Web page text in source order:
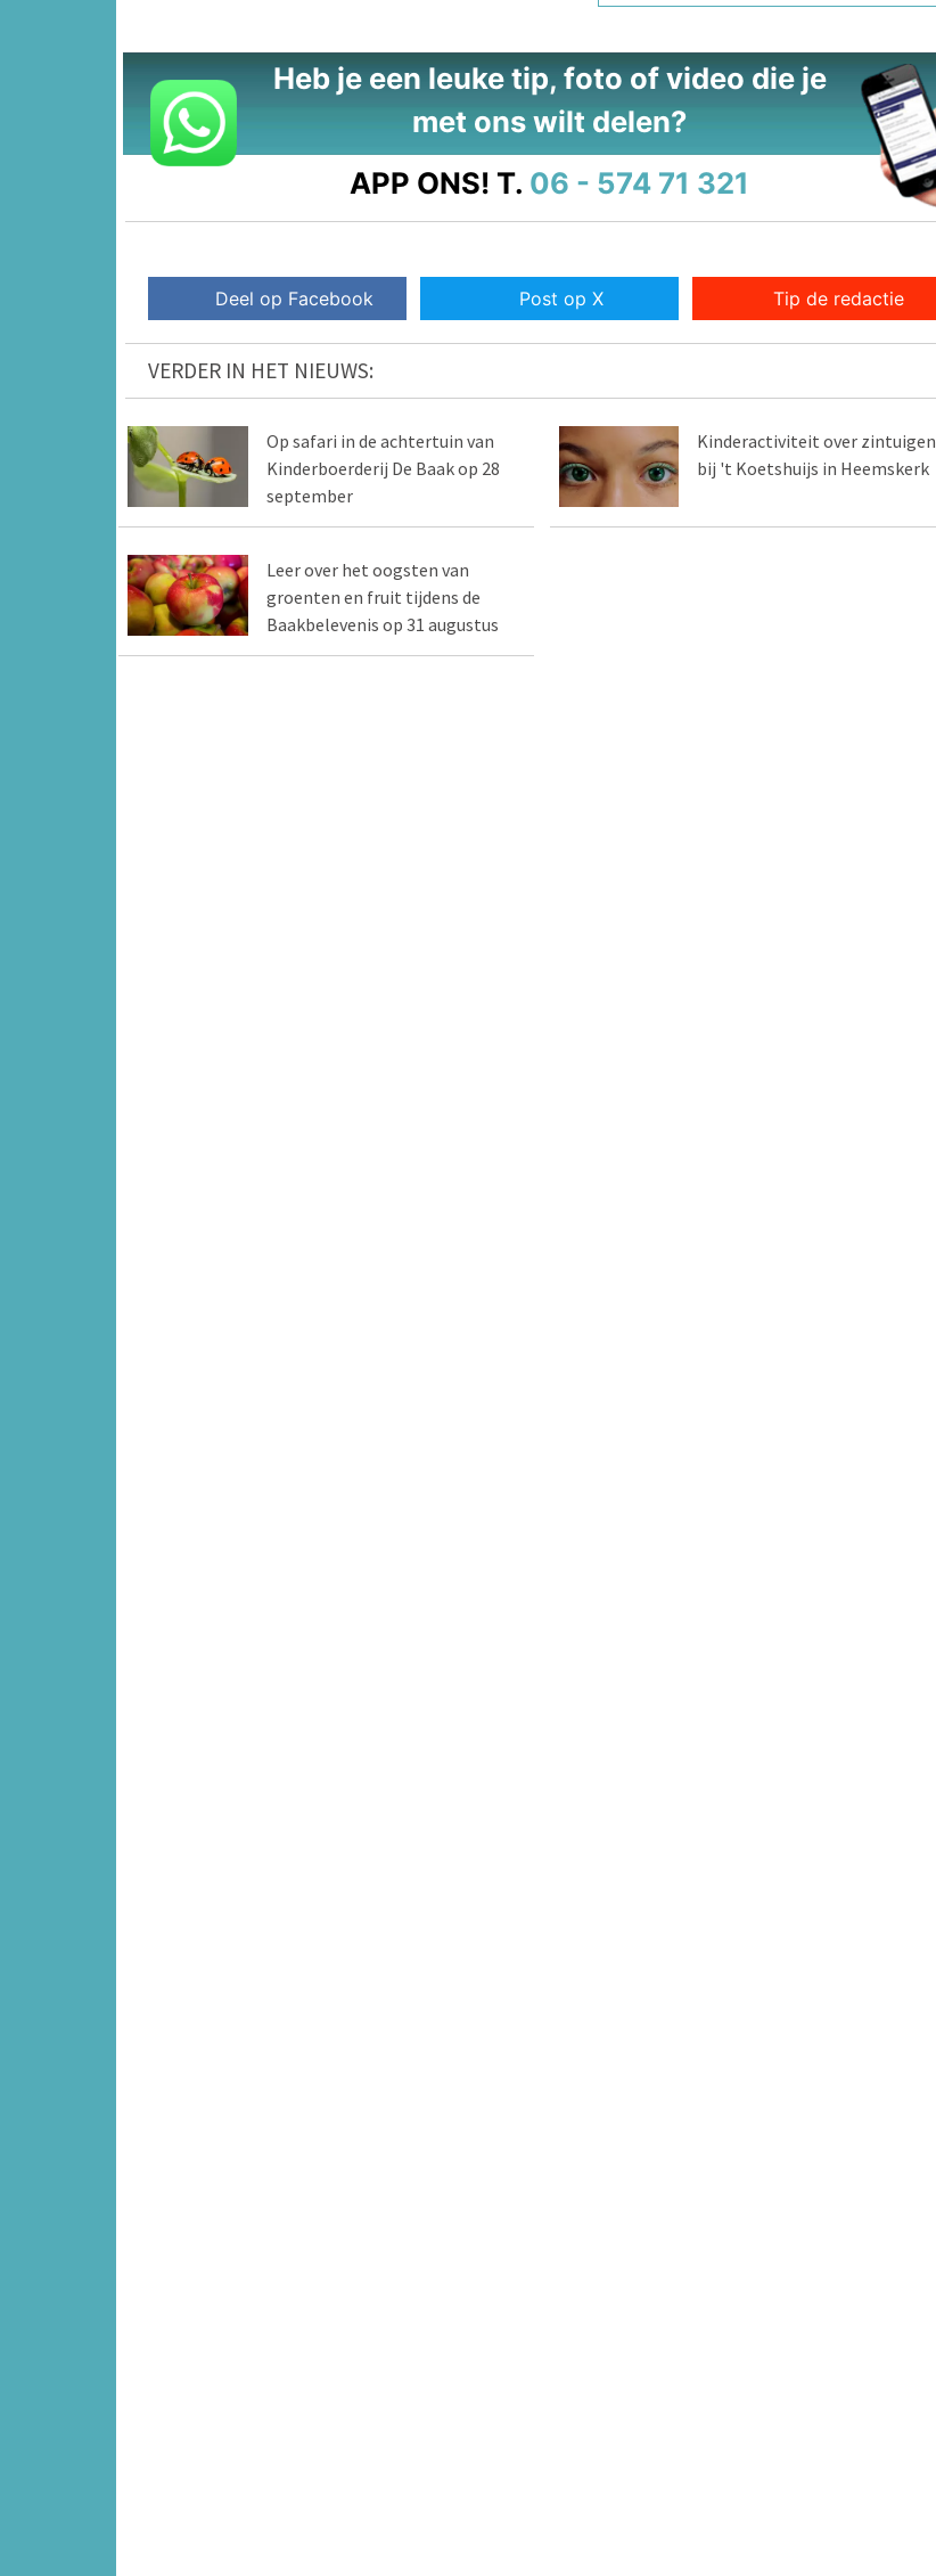
Heb je een leuke tip, foto of video die je
met ons wilt delen?
APP ONS! T. 06 - 574 71 321
Deel op Facebook Post op X Tip de redactie
VERDER IN HET NIEUWS:
Op safari in de achtertuin van
Kinderboerderij De Baak op 28
september
Kinderactiviteit over zintuigen
bij 't Koetshuijs in Heemskerk
Leer over het oogsten van
groenten en fruit tijdens de
Baakbelevenis op 31 augustus